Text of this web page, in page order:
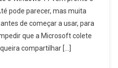
Turbinar
O
Windows
11
pode parecer, mas muita
de começar a usar, para
que a Microsoft colete
compartilhar […]